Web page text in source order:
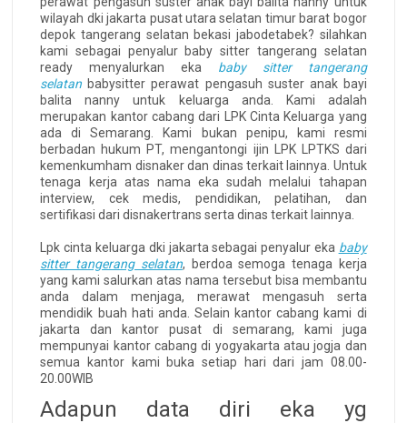
wilayah dki jakarta pusat utara selatan timur barat bogor
depok tangerang selatan bekasi jabodetabek? silahkan
kami sebagai penyalur baby sitter tangerang selatan
ready menyalurkan eka baby sitter tangerang
selatan babysitter perawat pengasuh suster anak bayi
balita nanny untuk keluarga anda. Kami adalah
merupakan kantor cabang dari LPK Cinta Keluarga yang
ada di Semarang. Kami bukan penipu, kami resmi
berbadan hukum PT, mengantongi ijin LPK LPTKS dari
kemenkumham disnaker dan dinas terkait lainnya. Untuk
tenaga kerja atas nama eka sudah melalui tahapan
interview, cek medis, pendidikan, pelatihan, dan
sertifikasi dari disnakertrans serta dinas terkait lainnya.
Lpk cinta keluarga dki jakarta sebagai penyalur eka baby
sitter tangerang selatan, berdoa semoga tenaga kerja
yang kami salurkan atas nama tersebut bisa membantu
anda dalam menjaga, merawat mengasuh serta
mendidik buah hati anda. Selain kantor cabang kami di
jakarta dan kantor pusat di semarang, kami juga
mempunyai kantor cabang di yogyakarta atau jogja dan
semua kantor kami buka setiap hari dari jam 08.00-
20.00WIB
Adapun data diri eka yg